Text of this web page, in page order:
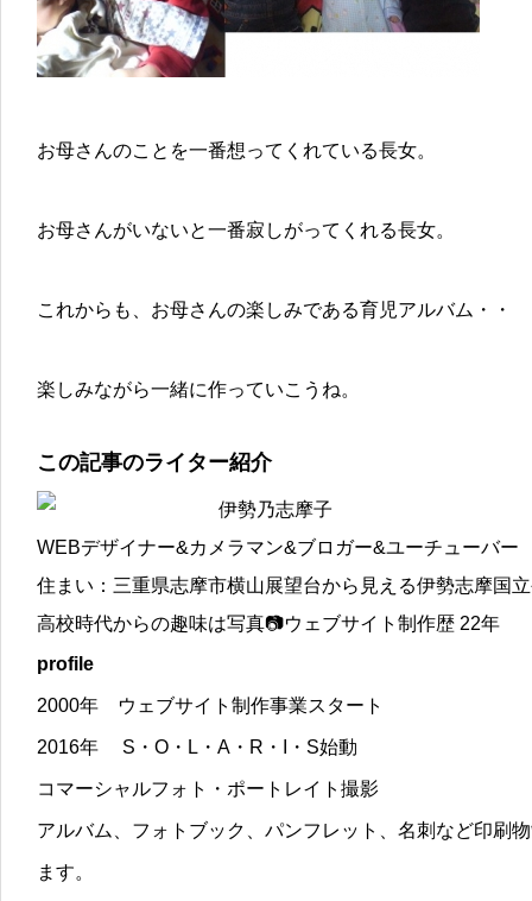
お母さんのことを一番想ってくれている長女。
お母さんがいないと一番寂しがってくれる長女。
これからも、お母さんの楽しみである育児アルバム・・
楽しみながら一緒に作っていこうね。
この記事のライター紹介
伊勢乃志摩子
WEBデザイナー&カメラマン&ブロガー&ユーチューバー
住まい：三重県志摩市横山展望台から見える伊勢志摩国
高校時代からの趣味は写真📷ウェブサイト制作歴 22年
profile
2000年 ウェブサイト制作事業スタート
2016年 S・O・L・A・R・I・S始動
コマーシャルフォト・ポートレイト撮影
アルバム、フォトブック、パンフレット、名刺など印刷
ます。